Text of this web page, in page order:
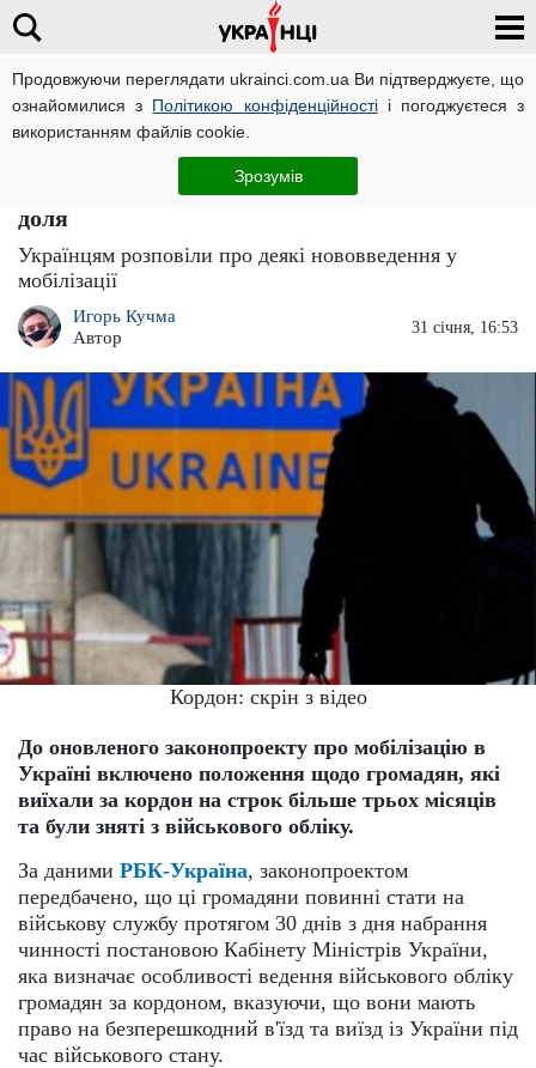
Продовжуючи переглядати ukrainci.com.ua Ви підтверджуєте, що
ознайомилися з Політикою конфіденційностіі погоджуєтеся з
використанням файлів cookie.
Зрозумів
Важливо
Українців, які втекли від війни за кордон,
чекає неприємний "сюрприз": що їм готує
доля
Українцям розповіли про деякі нововведення у
мобілізації
Игорь Кучма
Автор
31 січня, 16:53
Кордон: скрін з відео
До оновленого законопроекту про мобілізацію в
Україні включено положення щодо громадян, які
виїхали за кордон на строк більше трьох місяців
та були зняті з військового обліку.
За даними РБК-Україна, законопроектом
передбачено, що ці громадяни повинні стати на
військову службу протягом 30 днів з дня набрання
чинності постановою Кабінету Міністрів України,
яка визначає особливості ведення військового обліку
громадян за кордоном, вказуючи, що вони мають
право на безперешкодний в'їзд та виїзд із України під
час військового стану.